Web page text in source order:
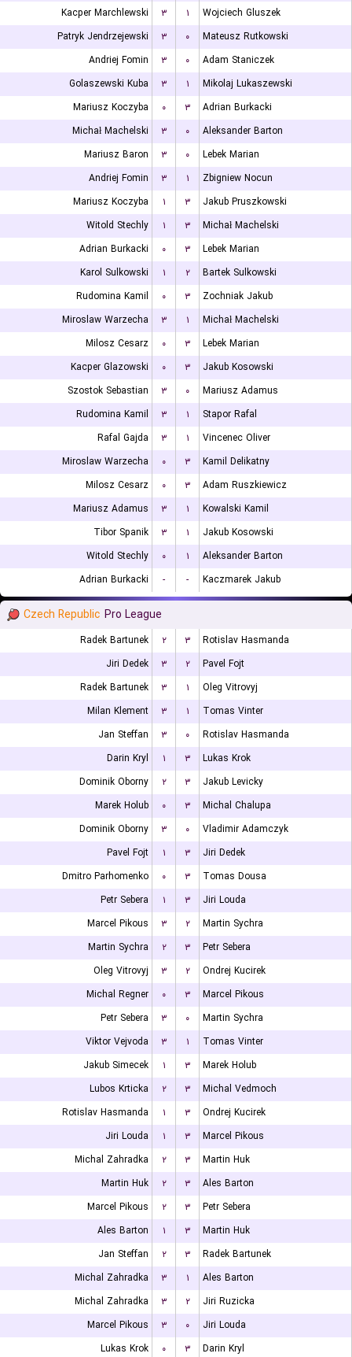
Kacper Marchlewski ۳ ۱
Wojciech Gluszek
Patryk Jendrzejewski
۳ ۰
Mateusz Rutkowski
Andriej Fomin
۳ ۰
Adam Staniczek
Golaszewski Kuba
۳ ۱
Mikolaj Lukaszewski
Mariusz Koczyba
۰ ۳
Adrian Burkacki
Michał Machelski
۳ ۰
Aleksander Barton
Mariusz Baron
۳ ۰
Lebek Marian
Andriej Fomin
۳ ۱
Zbigniew Nocun
Mariusz Koczyba
۱ ۳
Jakub Pruszkowski
Witold Stechly
۱ ۳
Michał Machelski
Adrian Burkacki
۰ ۳
Lebek Marian
Karol Sulkowski
۱ ۲
Bartek Sulkowski
Rudomina Kamil
۰ ۳
Zochniak Jakub
Miroslaw Warzecha
۳ ۱
Michał Machelski
Milosz Cesarz
۰ ۳
Lebek Marian
Kacper Glazowski
۰ ۳
Jakub Kosowski
Szostok Sebastian
۳ ۰
Mariusz Adamus
Rudomina Kamil
۳ ۱
Stapor Rafal
Rafal Gajda
۳ ۱
Vincenec Oliver
Miroslaw Warzecha
۰ ۳
Kamil Delikatny
Milosz Cesarz
۰ ۳
Adam Ruszkiewicz
Mariusz Adamus
۳ ۱
Kowalski Kamil
Tibor Spanik
۳ ۱
Jakub Kosowski
Witold Stechly
۰ ۱
Aleksander Barton
Adrian Burkacki
- - Kaczmarek Jakub
Czech Republic Pro League
Radek Bartunek ۲ ۳
Rotislav Hasmanda
Jiri Dedek
۳ ۲
Pavel Fojt
Radek Bartunek
۳ ۱
Oleg Vitrovyj
Milan Klement
۳ ۱
Tomas Vinter
Jan Steffan
۳ ۰
Rotislav Hasmanda
Darin Kryl
۱ ۳
Lukas Krok
Dominik Oborny
۲ ۳
Jakub Levicky
Marek Holub
۰ ۳
Michal Chalupa
Dominik Oborny
۳ ۰
Vladimir Adamczyk
Pavel Fojt
۱ ۳
Jiri Dedek
Dmitro Parhomenko
۰ ۳
Tomas Dousa
Petr Sebera
۱ ۳
Jiri Louda
Marcel Pikous
۳ ۲
Martin Sychra
Martin Sychra
۲ ۳
Petr Sebera
Oleg Vitrovyj
۳ ۲
Ondrej Kucirek
Michal Regner
۰ ۳
Marcel Pikous
Petr Sebera
۳ ۰
Martin Sychra
Viktor Vejvoda
۳ ۱
Tomas Vinter
Jakub Simecek
۱ ۳
Marek Holub
Lubos Krticka
۲ ۳
Michal Vedmoch
Rotislav Hasmanda
۱ ۳
Ondrej Kucirek
Jiri Louda
۱ ۳
Marcel Pikous
Michal Zahradka
۲ ۳
Martin Huk
Martin Huk
۲ ۳
Ales Barton
Marcel Pikous
۲ ۳
Petr Sebera
Ales Barton
۱ ۳
Martin Huk
Jan Steffan
۲ ۳
Radek Bartunek
Michal Zahradka
۳ ۱
Ales Barton
Michal Zahradka
۳ ۲
Jiri Ruzicka
Marcel Pikous
۳ ۰
Jiri Louda
Lukas Krok
۰ ۳
Darin Kryl